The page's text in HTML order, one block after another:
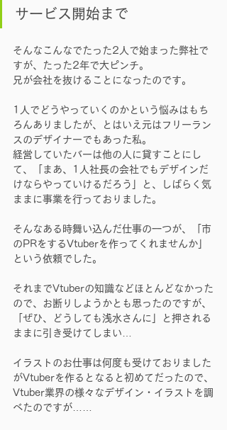
サービス開始まで
そんなこんなでたった2人で始まった弊社で
すが、たった2年で大ピンチ。
兄が会社を抜けることになったのです。
1人でどうやっていくのかという悩みはもち
ろんありましたが、とはいえ元はフリーラン
スのデザイナーでもあった私。
経営していたバーは他の人に貸すことにし
て、「まあ、1人社長の会社でもデザインだ
けならやっていけるだろう」と、しばらく気
ままに事業を行っておりました。
そんなある時舞い込んだ仕事の一つが、「市
のPRをするVtuberを作ってくれませんか」
という依頼でした。
それまでVtuberの知識などほとんどなかった
ので、お断りしようかとも思ったのですが、
「ぜひ、どうしても浅水さんに」と押される
ままに引き受けてしまい…
イラストのお仕事は何度も受けておりました
がVtuberを作るとなると初めてだったので、
Vtuber業界の様々なデザイン・イラストを調
べたのですが……